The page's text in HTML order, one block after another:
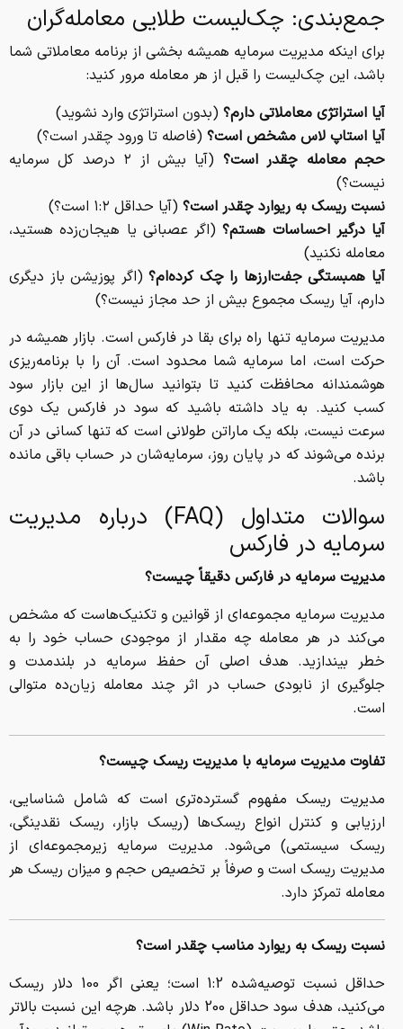
جمع‌بندی: چک‌لیست طلایی معامله‌گران
برای اینکه مدیریت سرمایه همیشه بخشی از برنامه معاملاتی شما
باشد، این چک‌لیست را قبل از هر معامله مرور کنید:
آیا استراتژی معاملاتی دارم؟ (بدون استراتژی وارد نشوید)
آیا استاپ لاس مشخص است؟ (فاصله تا ورود چقدر است؟)
حجم معامله چقدر است؟
(آیا بیش از ۲ درصد کل سرمایه
نیست؟)
نسبت ریسک به ریوارد چقدر است؟ (آیا حداقل ۱:۲ است؟)
آیا درگیر احساسات هستم؟(اگر عصبانی یا هیجان‌زده هستید،
معامله نکنید)
آیا همبستگی جفت‌ارزها را چک کرده‌ام؟(اگر پوزیشن باز دیگری
دارم، آیا ریسک مجموع بیش از حد مجاز نیست؟)
مدیریت سرمایه تنها راه برای بقا در فارکس است. بازار همیشه در
حرکت است، اما سرمایه شما محدود است. آن را با برنامه‌ریزی
هوشمندانه محافظت کنید تا بتوانید سال‌ها از این بازار سود
کسب کنید. به یاد داشته باشید که سود در فارکس یک دوی
سرعت نیست، بلکه یک ماراتن طولانی است که تنها کسانی در آن
برنده می‌شوند که در پایان روز، سرمایه‌شان در حساب باقی مانده
باشد.
سوالات متداول (FAQ) درباره مدیریت
سرمایه در فارکس
مدیریت سرمایه در فارکس دقیقاً چیست؟
مدیریت سرمایه مجموعه‌ای از قوانین و تکنیک‌هاست که مشخص
می‌کند در هر معامله چه مقدار از موجودی حساب خود را به
خطر بیندازید. هدف اصلی آن حفظ سرمایه در بلندمدت و
جلوگیری از نابودی حساب در اثر چند معامله زیان‌ده متوالی
است.
تفاوت مدیریت سرمایه با مدیریت ریسک چیست؟
مدیریت ریسک مفهوم گسترده‌تری است که شامل شناسایی،
ارزیابی و کنترل انواع ریسک‌ها (ریسک بازار، ریسک نقدینگی،
ریسک سیستمی) می‌شود. مدیریت سرمایه زیرمجموعه‌ای از
مدیریت ریسک است و صرفاً بر تخصیص حجم و میزان ریسک هر
معامله تمرکز دارد.
نسبت ریسک به ریوارد مناسب چقدر است؟
حداقل نسبت توصیه‌شده 1:2 است؛ یعنی اگر 100 دلار ریسک
می‌کنید، هدف سود حداقل 200 دلار باشد. هرچه این نسبت بالاتر